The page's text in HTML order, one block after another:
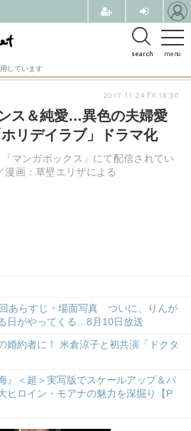
menu
search
しています
ス＆純愛…異色の夫婦愛
リデイラブ」ドラマ化
マンガボックス」にて配信されてい
漫画：草壁エリザによる
回あらすじ・場面写真 ついに、りんが
日がやってくる…8月10日放送
婚約者に！ 米倉涼子と初共演「ドクタ
』＜超＞実写版でスケールアップ＆パ
ヒロイン・モアナの魅力を深掘り【P
2017.11.24 Fri 18:30